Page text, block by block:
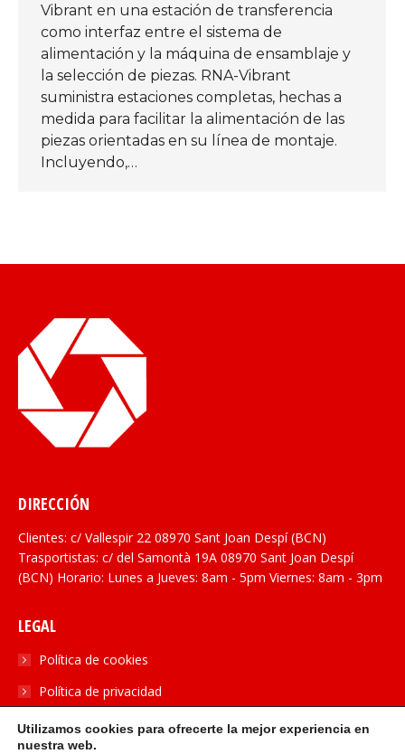
Vibrant en una estación de transferencia
como interfaz entre el sistema de
alimentación y la máquina de ensamblaje y
la selección de piezas. RNA-Vibrant
suministra estaciones completas, hechas a
medida para facilitar la alimentación de las
piezas orientadas en su línea de montaje.
Incluyendo,…
DIRECCIÓN
Clientes: c/ Vallespir 22 08970 Sant Joan Despí (BCN)
Trasportistas: c/ del Samontà 19A 08970 Sant Joan Despí
(BCN) Horario: Lunes a Jueves: 8am - 5pm Viernes: 8am - 3pm
LEGAL
Política de cookies
Política de privacidad
SOCIAL
Utilizamos cookies para ofrecerte la mejor experiencia en
nuestra web.